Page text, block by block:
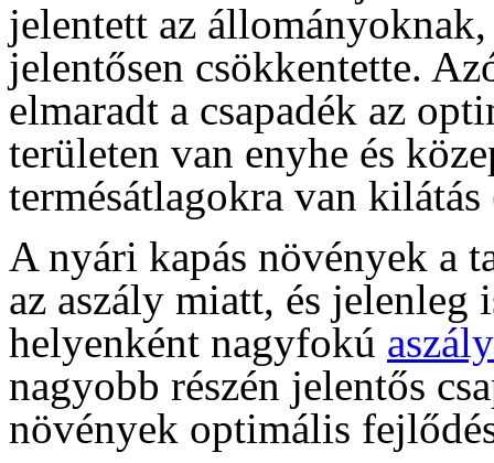
jelentett az
jelentősen csökkentette.
elmaradt a csapadék az
területen van enyhe és
termésátlagokra van kilátás
A nyári kapás növények a
az aszály miatt, és jelenleg
helyenként nagyfokú aszály
nagyobb részén jelentős
növények optimális